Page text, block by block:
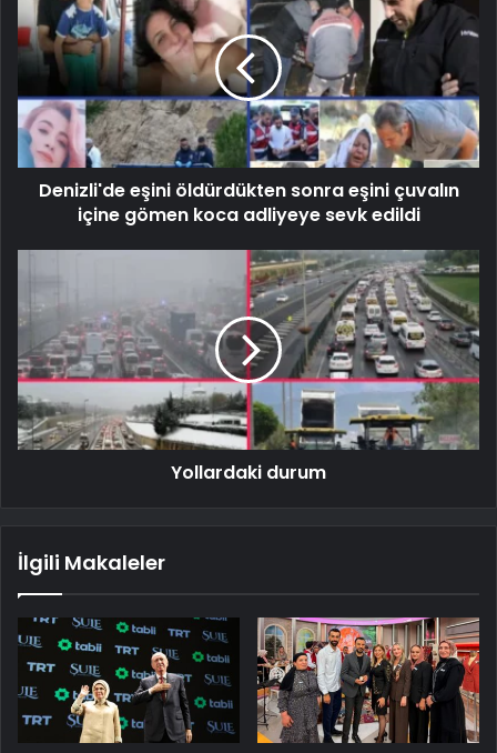
Denizli'de eşini öldürdükten sonra eşini çuvalın
içine gömen koca adliyeye sevk edildi
Yollardaki durum
İlgili Makaleler